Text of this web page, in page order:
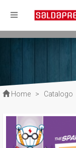
Home > Catalogo